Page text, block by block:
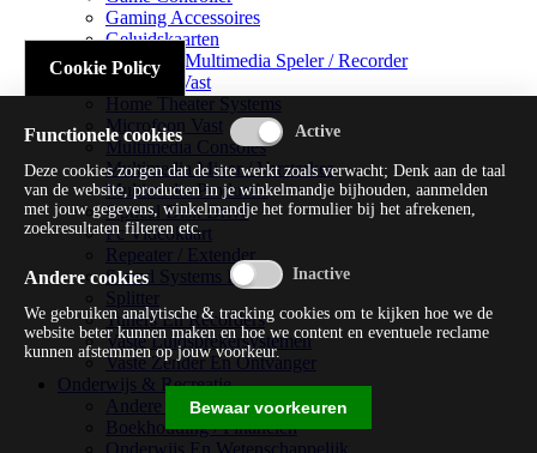
Gaming Accessoires
Geluidskaarten
Handheld Multimedia Speler / Recorder
Headsets Vast
Home Theater Systems
Microfoon Vast
Multimedia Consoles
Multimedia Mixer / Versterker
Multimedia Productie
Optical Disk Drive
Pc Videokaart
Repeater / Extender
Sound Systems Hi-fi
Splitter
Tuners En Recorders
Vaste Luidsprekersystemen
Vaste Zender En Ontvanger
Onderwijs & Recreatie
Andere Beveiligingssoftware
Boekhouding / Financiën
Cookie Policy
Functionele cookies
Deze cookies zorgen dat de site werkt zoals verwacht; Denk aan de taal
van de website, producten in je winkelmandje bijhouden, aanmelden
met jouw gegevens, winkelmandje het formulier bij het afrekenen,
zoekresultaten filteren etc.
Andere cookies
We gebruiken analytische & tracking cookies om te kijken hoe we de
website beter kunnen maken en hoe we content en eventuele reclame
kunnen afstemmen op jouw voorkeur.
Bewaar voorkeuren